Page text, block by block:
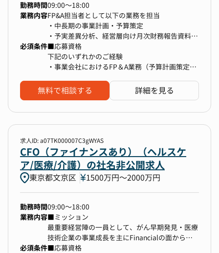
創る仲間を募集しています。
2030年頃の量子コンピュータの実用化に向けて
主要国の政府や企業が動いているいまこそ、新た
な産業の創出をリードできるまたとないチャンス
です。
量子コンピュータソフトウェア開発企業は量子コ
ンピュータの実用化を目指すディープテック企業
で、海外展開を含むダイナミックな事業展開を図
っています。
スタートアップならではのリーンな組織体制のも
と、取締役CFOとともに、役員や事業部長とも連
ンです。
【得られる経験・スキル】
・スタートアップの経営基盤を支える経理業務の
実務経験
・海外子会社を含む連結決算の実務経験
・IPO準備、上場企業としての会計基準の整備、
開示関連業務の経験
・内部統制・監査対応の実務経験
・経営視点での分析力・資料作成能力の向上
き、チームリードやマネジメントもお願いしたい
と考えています）
【業務内容例】
・中途採用計画の立案と、それに基づくリクルー
ティングフローやソーシングフローの設計
・新卒採用の立ち上げ、実行全般
・採用における定量的データによる課題の分析や
解決策の立案・実行
・ダイレクトリクルーティングの実行、運用
・エージェントマネジメント
・SNSスカウトや転職潜在層へのアプローチ方法
・面談や面接の実施、候補者のアトラクト
・オファー策定
・クロージングプランの策定、実行
・RPOマネジメント
・組織開発
・研修
など
勤務時間09:00～18:00
業務内容FP&A担当者として以下の業務を担当
・中長期の事業計画・予算策定
・予実差異分析、経営層向け月次財務報告資料の
作成
・株主、経営層向けの報告資料作成
・収益性を改善していくための財務管理モデルの
必須条件■応募資格
下記のいずれかのご経験
・事業会社におけるFP＆A業務（予算計画策定、
・コンサルティングファーム（戦略・総合・
FAS）におけるコンサルタントとしての業務経験
・曖昧さや不確実さを受け入れ、仮説に立てて最
大限の結果を出す力
・自ら考え自ら行動し、スピード感をもって業務
遂行できる力
無料で相談する 詳細を見る
求人ID: a07TK000007C3gWYAS
CFO（ファイナンスあり）（ヘルスケ
ア/医療/介護）の社名非公開求人
東京都文京区 1500万円〜2000万円
勤務時間09:00～18:00
業務内容■ミッション
最重要経営陣の一員として、がん早期発見・医療
技術企業の事業成長を主にFinancialの面から推
進・サポートする。この役割は、将来的な株式価
必須条件■応募資格